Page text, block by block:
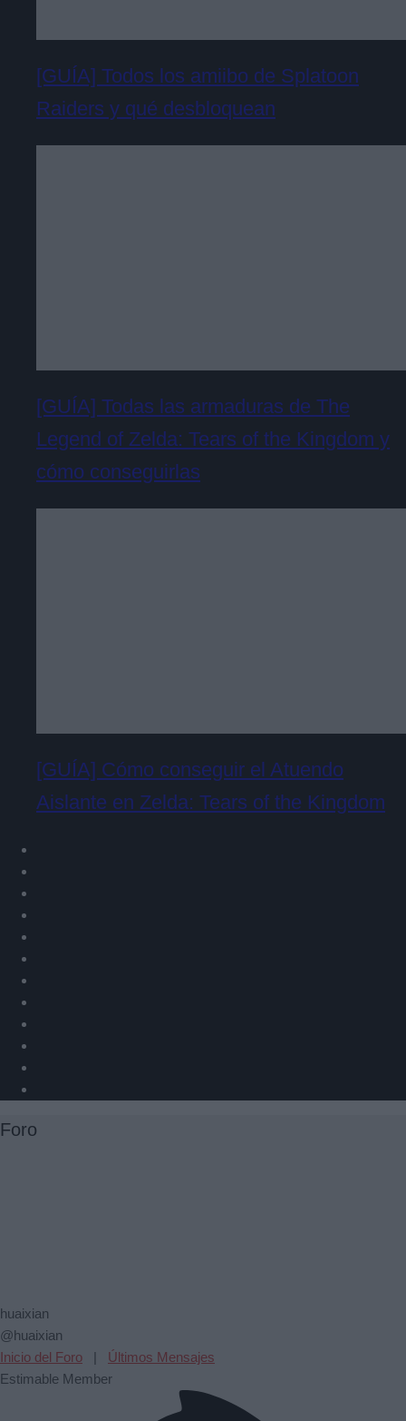
[GUÍA] Todos los amiibo de Splatoon
Raiders y qué desbloquean
[GUÍA] Todas las armaduras de The
Legend of Zelda: Tears of the Kingdom y
cómo conseguirlas
[GUÍA] Cómo conseguir el Atuendo
Aislante en Zelda: Tears of the Kingdom
Foro
huaixian
@huaixian
Inicio del Foro | Últimos Mensajes
Estimable Member